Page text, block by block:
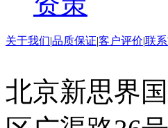
关于我们|品质保证|客户评价|联
北京新思界